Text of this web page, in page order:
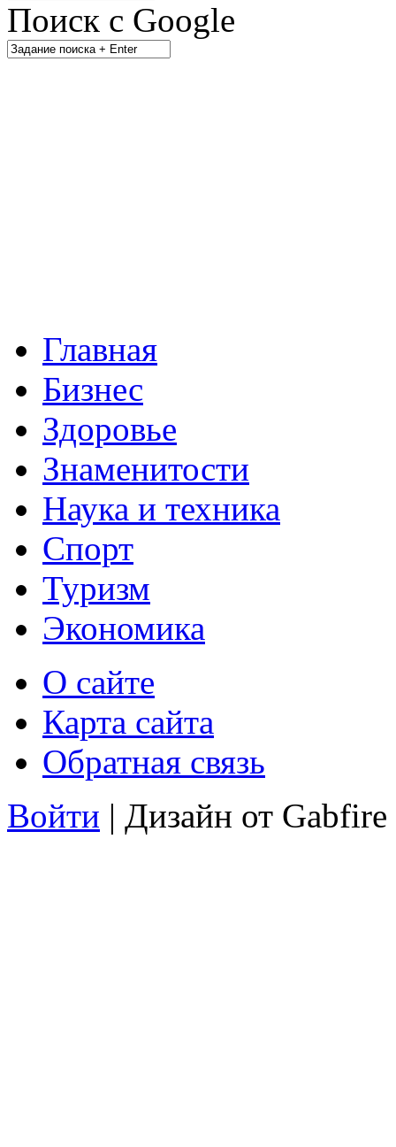
Поиск с Google
Главная
Бизнес
Здоровье
Знаменитости
Наука и техника
Спорт
Туризм
Экономика
О сайте
Карта сайта
Обратная связь
Войти | Дизайн от